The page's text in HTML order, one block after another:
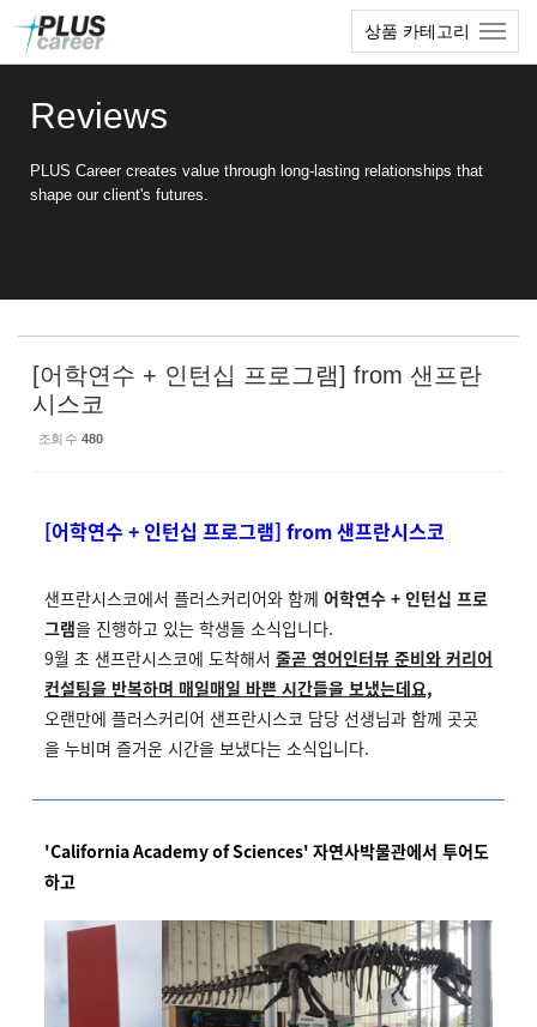
상품 카테고리
Reviews
PLUS Career creates value through long-lasting relationships that
shape our client's futures.
[어학연수 + 인턴십 프로그램] from 샌프란
시스코
조회 수 480
[어학연수 + 인턴십 프로그램] from 샌프란시스코
샌프란시스코에서 플러스커리어와 함께 어학연수 + 인턴십 프로
그램을 진행하고 있는 학생들 소식입니다.
9월 초 샌프란시스코에 도착해서 줄곧 영어인터뷰 준비와 커리어
컨설팅을 반복하며 매일매일 바쁜 시간들을 보냈는데요,
오랜만에 플러스커리어 샌프란시스코 담당 선생님과 함께 곳곳
을 누비며 즐거운 시간을 보냈다는 소식입니다.
'California Academy of Sciences' 자연사박물관에서 투어도
하고